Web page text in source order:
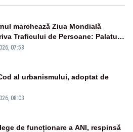
marchează Ziua Mondială
Traficului de Persoane: Palatul
iluminat în albastru
07:58
al urbanismului, adoptat de
08:03
de funcționare a ANI, respinsă